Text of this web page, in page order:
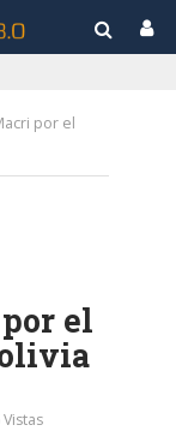
por el
el
Vistas